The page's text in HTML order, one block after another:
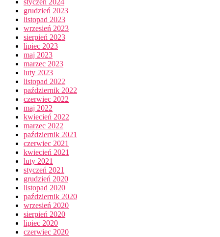
styczeń 2024
grudzień 2023
listopad 2023
wrzesień 2023
sierpień 2023
lipiec 2023
maj 2023
marzec 2023
luty 2023
listopad 2022
październik 2022
czerwiec 2022
maj 2022
kwiecień 2022
marzec 2022
październik 2021
czerwiec 2021
kwiecień 2021
luty 2021
styczeń 2021
grudzień 2020
listopad 2020
październik 2020
wrzesień 2020
sierpień 2020
lipiec 2020
czerwiec 2020